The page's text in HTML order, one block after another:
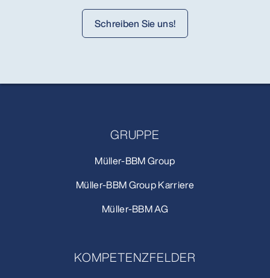
Schreiben Sie uns!
GRUPPE
Müller-BBM Group
Müller-BBM Group Karriere
Müller-BBM AG
KOMPETENZFELDER